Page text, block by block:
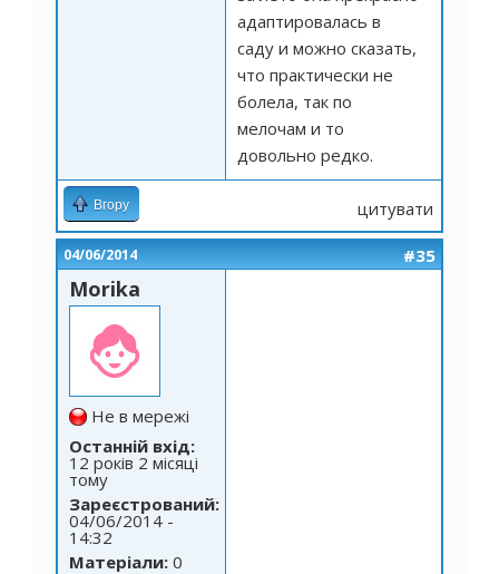
адаптировалась в
саду и можно сказать,
что практически не
болела, так по
мелочам и то
довольно редко.
Вгору цитувати
04/06/2014 #35
Morika
Не в мережі
Останній вхід:
12 років 2 місяці
тому
Зареєстрований:
04/06/2014 -
14:32
Матеріали: 0